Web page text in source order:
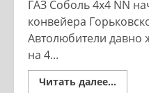
ГАЗ Соболь 4х4 NN
конвейера
Автолюбители давно
на 4...
Читать далее...